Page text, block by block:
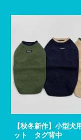
【秋冬新作】小型犬
ット タグ背中